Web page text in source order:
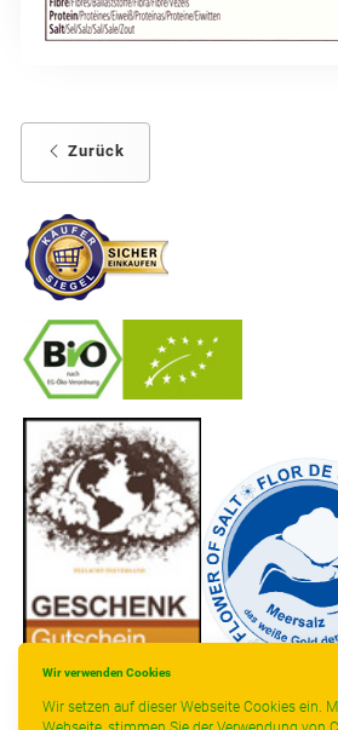
Wir verwenden Cookies
Wir setzen auf dieser Webseite Cookies ein.
Zurück